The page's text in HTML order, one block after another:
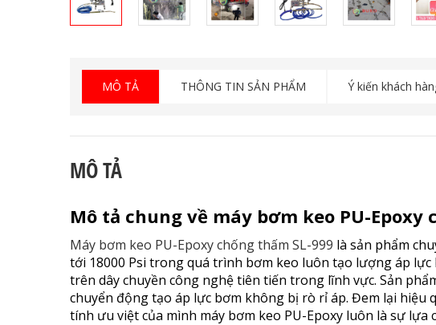
MÔ TẢ THÔNG TIN SẢN PHẨM Ý kiến khách
MÔ TẢ
Mô tả chung về máy bơm keo PU-Epoxy
Máy bơm keo PU-Epoxy chống thấm SL-999 là sản phẩm
tới 18000 Psi trong quá trình bơm keo luôn tạo lượng áp
trên dây chuyền công nghệ tiên tiến trong lĩnh vực. Sản
chuyển động tạo áp lực bơm không bị rò rỉ áp. Đem lại hiệu
tính ưu việt của mình máy bơm keo PU-Epoxy luôn là sự lựa